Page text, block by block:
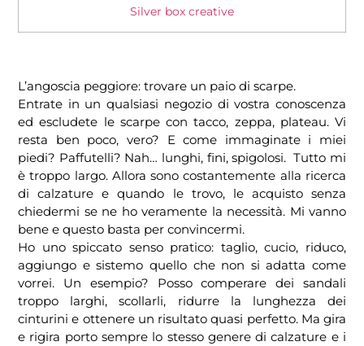
Silver box creative
L’angoscia peggiore: trovare un paio di scarpe.
Entrate in un qualsiasi negozio di vostra conoscenza
ed escludete le scarpe con tacco, zeppa, plateau. Vi
resta ben poco, vero? E come immaginate i miei
piedi? Paffutelli? Nah… lunghi, fini, spigolosi. Tutto mi
è troppo largo. Allora sono costantemente alla ricerca
di calzature e quando le trovo, le acquisto senza
chiedermi se ne ho veramente la necessità. Mi vanno
bene e questo basta per convincermi.
Ho uno spiccato senso pratico: taglio, cucio, riduco,
aggiungo e sistemo quello che non si adatta come
vorrei. Un esempio? Posso comperare dei sandali
troppo larghi, scollarli, ridurre la lunghezza dei
cinturini e ottenere un risultato quasi perfetto. Ma gira
e rigira porto sempre lo stesso genere di calzature e i